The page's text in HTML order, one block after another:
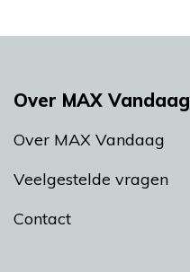
Over MAX Vandaag
Over MAX Vandaag
Veelgestelde vragen
Contact